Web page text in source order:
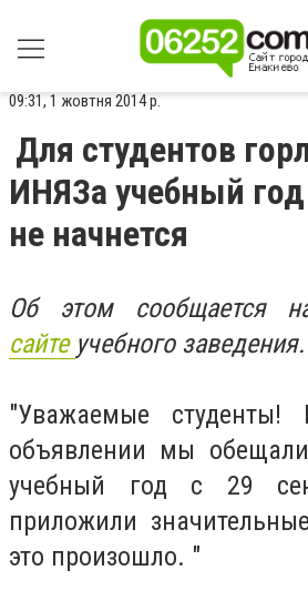
09:31, 1 жовтня 2014 р.
Для студентов
ИНЯЗа учебный год
не начнется
Об этом сообщается
сайте учебного заведения.
"Уважаемые
объявлении мы
учебный год с 29
приложили
это произошло. "